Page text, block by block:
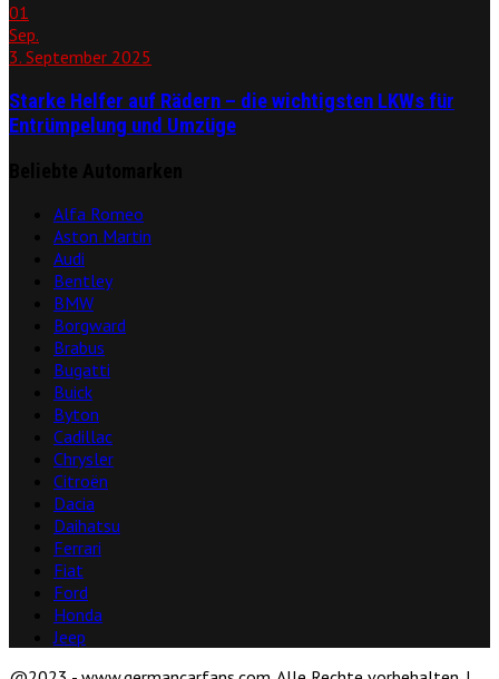
01
Sep.
3. September 2025
Starke Helfer auf Rädern – die wichtigsten LKWs für
Entrümpelung und Umzüge
Alfa Romeo
Aston Martin
Audi
Bentley
BMW
Borgward
Brabus
Bugatti
Buick
Byton
Cadillac
Chrysler
Citroën
Dacia
Daihatsu
Ferrari
Fiat
Ford
Honda
Jeep